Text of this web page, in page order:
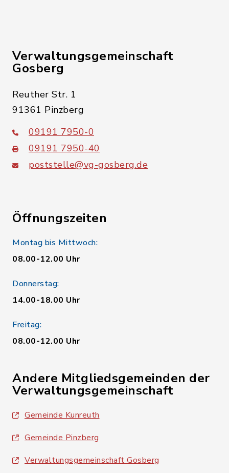
Verwaltungsgemeinschaft
Gosberg
Reuther Str. 1
91361 Pinzberg
09191 7950-0
09191 7950-40
poststelle@vg-gosberg.de
Öffnungszeiten
Montag bis Mittwoch:
08.00-12.00 Uhr
Donnerstag:
14.00-18.00 Uhr
Freitag:
08.00-12.00 Uhr
Andere Mitgliedsgemeinden der
Verwaltungsgemeinschaft
Gemeinde Kunreuth
Gemeinde Pinzberg
Verwaltungsgemeinschaft Gosberg